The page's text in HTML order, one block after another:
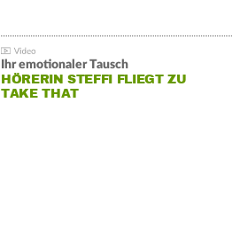
Ihr emotionaler Tausch
HÖRERIN STEFFI FLIEGT ZU
TAKE THAT